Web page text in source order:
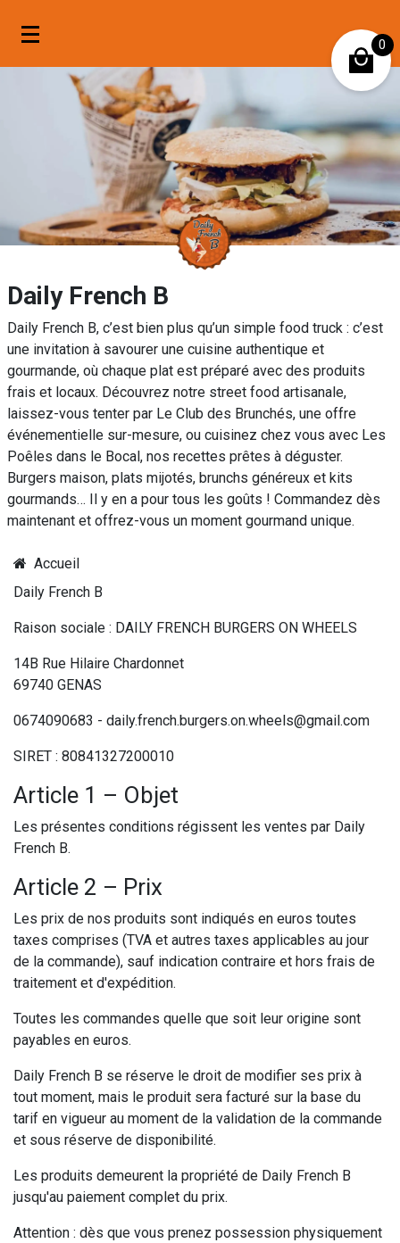
Mes favoris
0
Daily French B
Daily French B, c’est bien plus qu’un simple food truck : c’est
une invitation à savourer une cuisine authentique et
gourmande, où chaque plat est préparé avec des produits
frais et locaux. Découvrez notre street food artisanale,
laissez-vous tenter par Le Club des Brunchés, une offre
événementielle sur-mesure, ou cuisinez chez vous avec Les
Poêles dans le Bocal, nos recettes prêtes à déguster.
Burgers maison, plats mijotés, brunchs généreux et kits
gourmands… Il y en a pour tous les goûts ! Commandez dès
maintenant et offrez-vous un moment gourmand unique.
Accueil
Daily French B
Raison sociale : DAILY FRENCH BURGERS ON WHEELS
14B Rue Hilaire Chardonnet
69740 GENAS
0674090683 - daily.french.burgers.on.wheels@gmail.com
SIRET : 80841327200010
Article 1 – Objet
Les présentes conditions régissent les ventes par Daily
French B.
Article 2 – Prix
Les prix de nos produits sont indiqués en euros toutes
taxes comprises (TVA et autres taxes applicables au jour
de la commande), sauf indication contraire et hors frais de
traitement et d'expédition.
Toutes les commandes quelle que soit leur origine sont
payables en euros.
Daily French B se réserve le droit de modifier ses prix à
tout moment, mais le produit sera facturé sur la base du
tarif en vigueur au moment de la validation de la commande
et sous réserve de disponibilité.
Les produits demeurent la propriété de Daily French B
jusqu'au paiement complet du prix.
Attention : dès que vous prenez possession physiquement